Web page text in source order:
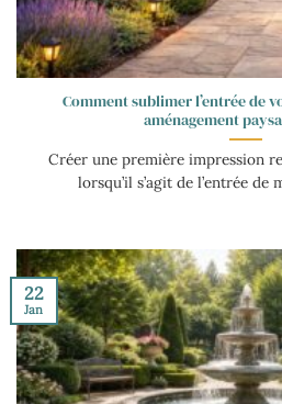
Comment sublimer l’entrée de
aménagement
Créer une première impression
lorsqu’il s’agit de l’entrée de
22
Jan